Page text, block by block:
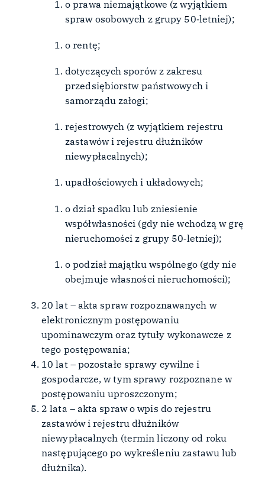
o prawa niemajątkowe (z wyjątkiem
spraw osobowych z grupy 50‑letniej);
o rentę;
dotyczących sporów z zakresu
przedsiębiorstw państwowych i
samorządu załogi;
rejestrowych (z wyjątkiem rejestru
zastawów i rejestru dłużników
niewypłacalnych);
upadłościowych i układowych;
o dział spadku lub zniesienie
współwłasności (gdy nie wchodzą w grę
nieruchomości z grupy 50‑letniej);
o podział majątku wspólnego (gdy nie
obejmuje własności nieruchomości);
20 lat – akta spraw rozpoznawanych w
elektronicznym postępowaniu
upominawczym oraz tytuły wykonawcze z
tego postępowania;
10 lat – pozostałe sprawy cywilne i
gospodarcze, w tym sprawy rozpoznane w
postępowaniu uproszczonym;
2 lata – akta spraw o wpis do rejestru
zastawów i rejestru dłużników
niewypłacalnych (termin liczony od roku
następującego po wykreśleniu zastawu lub
dłużnika).